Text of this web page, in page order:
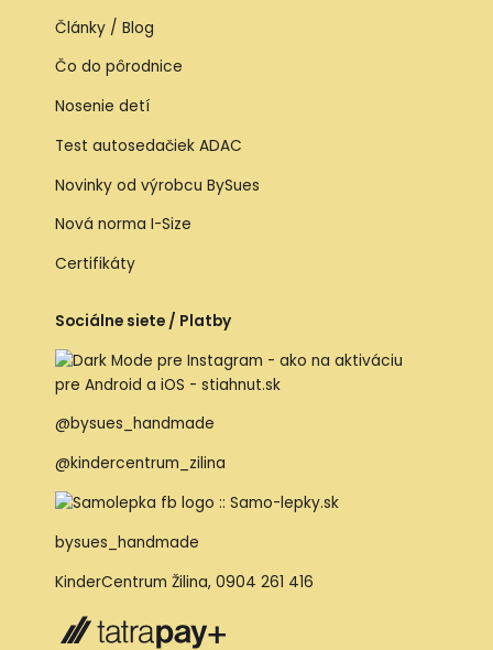
Články / Blog
Čo do pôrodnice
Nosenie detí
Test autosedačiek ADAC
Novinky od výrobcu BySues
Nová norma I-Size
Certifikáty
Sociálne siete / Platby
@bysues_handmade
@kindercentrum_zilina
bysues_handmade
KinderCentrum Žilina, 0904 261 416